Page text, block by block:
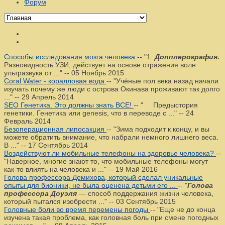
Форум
Способы исследования мозга человека -- "1. Допплерография.
Разновидность УЗИ, действует на основе отражения волн
ультразвука от ..." -- 05 Ноябрь 2015
Coral Water - коралловая вода -- "Учёные пол века назад начали
изучать почему же люди с острова Окинава проживают так долго
..." -- 29 Апрель 2014
SEO Генетика. Это должны знать ВСЕ! -- " Предыстория
генетики. Генетика или genesis, что в переводе с ..." -- 24
Февраль 2014
Безоперационная липосакция -- "Зима подходит к концу, и вы
можете обратить внимание, что набрали немного лишнего веса.
В ..." -- 17 Сентябрь 2014
Воздействуют ли мобильные телефоны на здоровье человека? --
"Наверное, многие знают то, что мобильные телефоны могут
как-то влиять на человека и ..." -- 19 Май 2016
Голова профессора Демихова, который сделал уникальные
опыты для бионики, не была оценена детьми его ... -- "Голова
профессора Доуэля — способ поддержания жизни человека,
который пытался изобрести ..." -- 03 Сентябрь 2015
Головные боли во время перемены погоды -- "Еще не до конца
изучена такая проблема, как головная боль при смене погодных